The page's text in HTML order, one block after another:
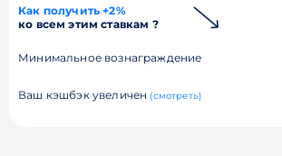
Как получить +2%
ко всем этим ставкам ?
Минимальное вознаграждение
Ваш кэшбэк увеличен (смотреть)